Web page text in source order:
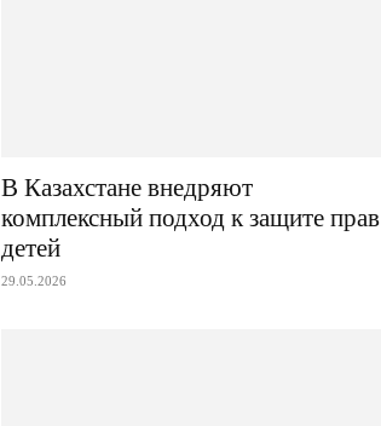
В Казахстане внедряют
комплексный подход к защите прав
детей
29.05.2026